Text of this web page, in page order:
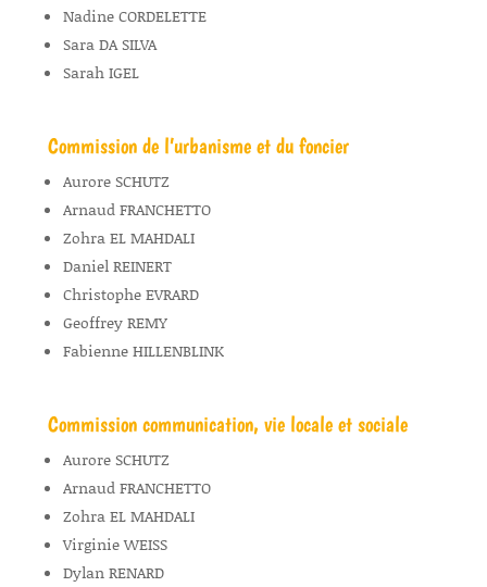
Nadine CORDELETTE
Sara DA SILVA
Sarah IGEL
Commission de l’urbanisme et du foncier
Aurore SCHUTZ
Arnaud FRANCHETTO
Zohra EL MAHDALI
Daniel REINERT
Christophe EVRARD
Geoffrey REMY
Fabienne HILLENBLINK
Commission communication, vie locale et sociale
Aurore SCHUTZ
Arnaud FRANCHETTO
Zohra EL MAHDALI
Virginie WEISS
Dylan RENARD